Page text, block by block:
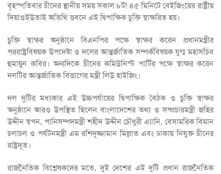
বৃহস্পতিবার চীনের স্থানীয় সময় সকাল ৮টা ৪৫ মিনিটে বেইজিংয়ের রাষ্ট্রীয়
দিয়াওইউতাই অতিথি ভবনে এই দ্বিপাক্ষিক চুক্তি স্বাক্ষরিত হয়।
চুক্তি স্বাক্ষর অনুষ্ঠানে বিএনপির পক্ষে স্বাক্ষর করেন প্রধানমন্ত্রীর
পররাষ্ট্রবিষয়ক উপদেষ্টা ও দলের আন্তর্জাতিক সম্পর্কবিষয়ক যুগ্ম মহাসচিব
হুমায়ুন কবির। অন্যদিকে চীনের কমিউনিস্ট পার্টির পক্ষে স্বাক্ষর করেন
দলটির আন্তর্জাতিক বিভাগের মন্ত্রী লিউ হাইজিং।
দল দুটির মধ্যকার এই উচ্চপর্যায়ের দ্বিপাক্ষিক বৈঠক ও চুক্তি স্বাক্ষর
অনুষ্ঠানে আরও উপস্থিত ছিলেন বাংলাদেশের তথ্য ও সম্প্রচারমন্ত্রী জহির
উদ্দীন স্বপন, পানিসম্পদমন্ত্রী শহীদ উদ্দীন চৌধুরী এ্যানি, বেসামরিক বিমান
চলাচল ও পর্যটনমন্ত্রী এম রশিদুজ্জামান মিল্লাত এবং ঢাকায় নিযুক্ত চীনের
রাষ্ট্রদূত।
রাজনৈতিক বিশ্লেষকদের মতে, দুই দেশের এই দুটি প্রধান রাজনৈতিক